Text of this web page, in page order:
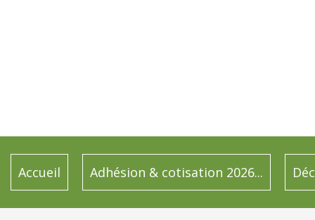
Accueil Adhésion & cotisation 2026...